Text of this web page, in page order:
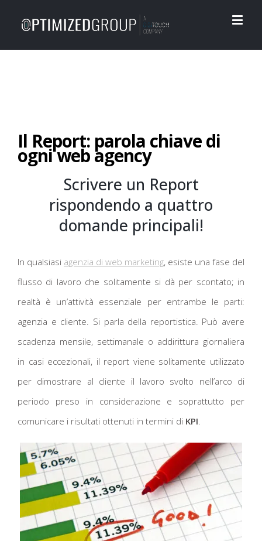
Il Report: parola chiave di
ogni web agency
Scrivere un Report
rispondendo a quattro
domande principali!
In qualsiasi agenzia di web marketing, esiste una fase del
flusso di lavoro che solitamente si dà per scontato; in
realtà è un’attività essenziale per entrambe le parti:
agenzia e cliente. Si parla della reportistica. Può avere
scadenza mensile, settimanale o addirittura giornaliera
in casi eccezionali, il report viene solitamente utilizzato
per dimostrare al cliente il lavoro svolto nell’arco di
periodo preso in considerazione e soprattutto per
comunicare i risultati ottenuti in termini di KPI